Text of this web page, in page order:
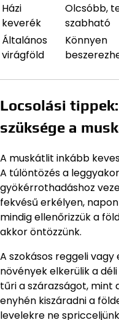
Házi
keverék
Olcsóbb,
szabható
Általános
virágföld
Könnyen
Locsolási
szüksége a
A muskátlit inkább
A túlöntözés a
gyökérrothadáshoz
fekvésű erkélyen,
mindig ellenőrizzük a
akkor öntözzünk.
A szokásos reggeli vagy
növények elkerülik a
tűri a szárazságot, mint
enyhén kiszáradni a
levelekre ne